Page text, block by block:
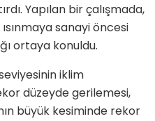
Yapılan bir çalışmada,
sanayi öncesi
ortaya konuldu.
iklim
düzeyde gerilemesi,
büyük kesiminde rekor